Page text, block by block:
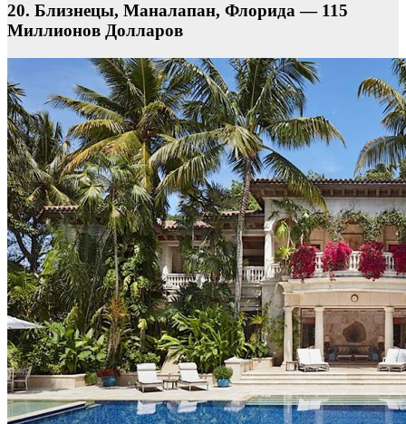
20. Близнецы, Маналапан, Флорида — 115
Миллионов Долларов